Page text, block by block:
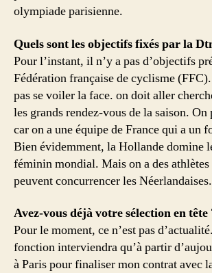
olympiade parisienne.
Quels sont les objectifs fixés par la
Pour l’instant, il n’y a pas d’objectifs
Fédération française de cyclisme
pas se voiler la face. on doit aller
les grands rendez-vous de la saison.
car on a une équipe de France qui a un
Bien évidemment, la Hollande domine
féminin mondial. Mais on a des
peuvent concurrencer les Néerlandaises.
Avez-vous déjà votre sélection en tête
Pour le moment, ce n’est pas
fonction interviendra qu’à partir
à Paris pour finaliser mon contrat avec